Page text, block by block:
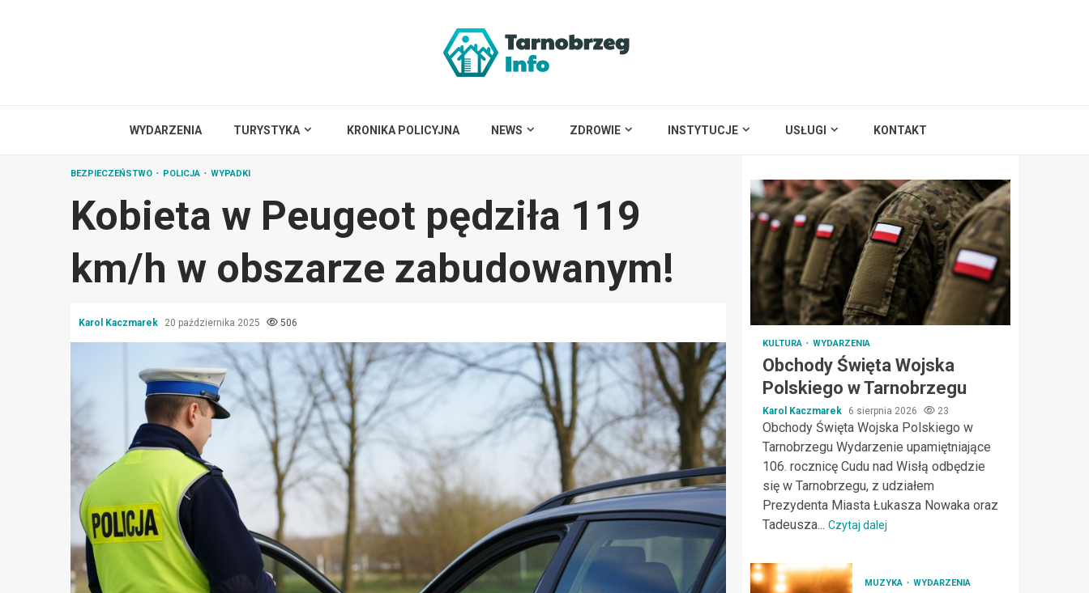
WYDARZENIA TURYSTYKA KRONIKA POLICYJNA NEWS ZDROWIE INSTYTUCJE USŁUGI KONTAKT
BEZPIECZEŃSTWO POLICJA WYPADKI
Kobieta w Peugeot pędziła 119
km/h w obszarze zabudowanym!
Karol Kaczmarek 20 października 2025 506
KULTURA WYDARZENIA
Obchody Święta Wojska
Polskiego w Tarnobrzegu
Karol Kaczmarek 6 sierpnia 2026 23
Obchody Święta Wojska Polskiego w
Tarnobrzegu Wydarzenie upamiętniające
106. rocznicę Cudu nad Wisłą odbędzie
się w Tarnobrzegu, z udziałem
Prezydenta Miasta Łukasza Nowaka oraz
Tadeusza... Czytaj dalej
MUZYKA WYDARZENIA